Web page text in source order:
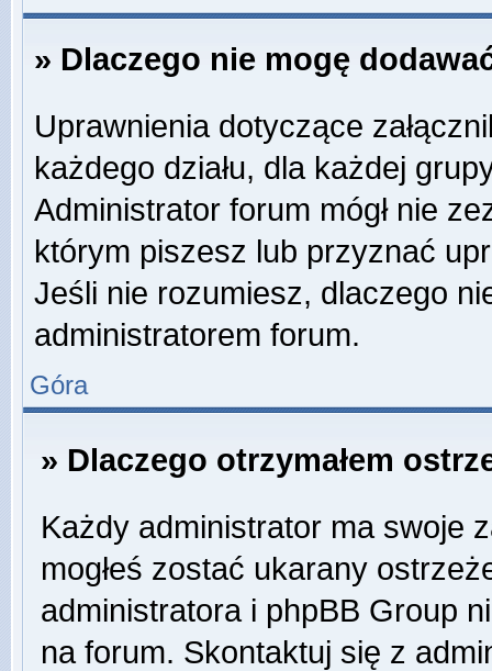
» Dlaczego nie mogę
Uprawnienia dotyczące
każdego działu, dla każdej
Administrator forum mógł nie
którym piszesz lub przyznać
Jeśli nie rozumiesz, dlaczego
administratorem forum.
Góra
» Dlaczego otrzymałem
Każdy administrator ma swoje
mogłeś zostać ukarany
administratora i phpBB Group
na forum. Skontaktuj się z